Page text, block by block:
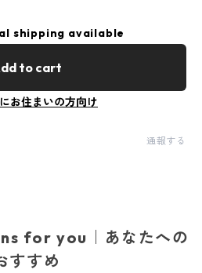
shipping available
to cart
お住まいの方向け
通報する
for you｜あなたへの
すすめ